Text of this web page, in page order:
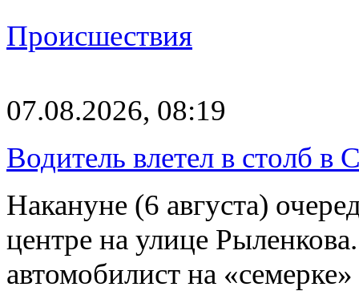
Происшествия
07.08.2026, 08:19
Водитель влетел в столб в
Накануне (6 августа)
центре на улице
автомобилист на